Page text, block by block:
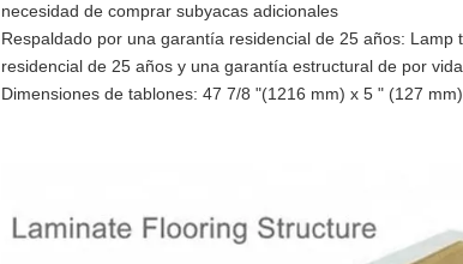
necesidad de comprar subyacas adicionales
Respaldado por una garantía residencial de 25 años:
residencial de 25 años y una garantía estructural de por vida
Dimensiones de tablones: 47 7/8 "(1216 mm) x 5 " (127